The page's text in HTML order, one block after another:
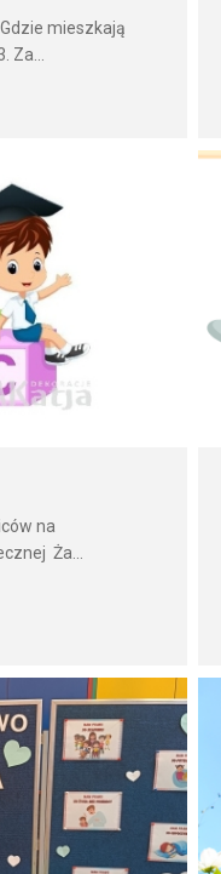
mieszkają
na
Ża...